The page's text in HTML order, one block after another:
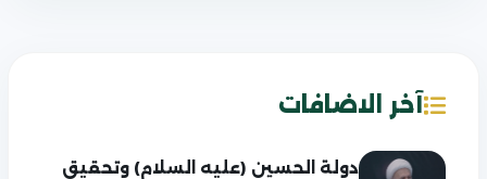
آخر الاضافات
دولة الحسين (عليه السلام) وتحقيق